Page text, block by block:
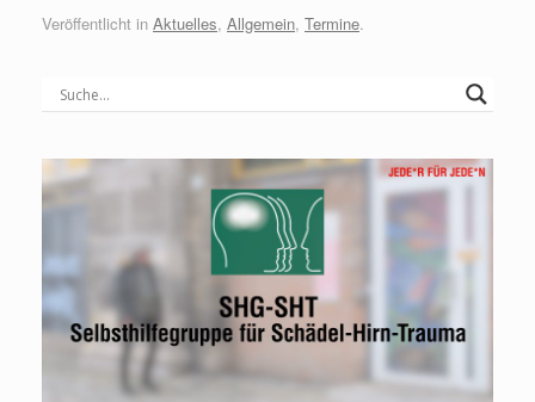
Veröffentlicht in Aktuelles, Allgemein, Termine.